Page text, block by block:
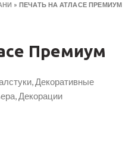
» ПЕЧАТЬ НА АТЛАСЕ ПРЕМИУМ
Премиум
Декоративные
Декорации